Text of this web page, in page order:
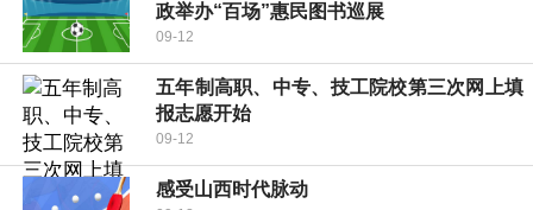
政举办“百场”惠民图书巡展
09-12
五年制高职、中专、技工院校第三次网上填
报志愿开始
09-12
感受山西时代脉动